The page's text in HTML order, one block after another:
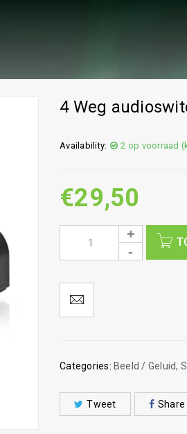
4 Weg
Availability: 2 op voorraad
€29,50
Categories: Beeld / Geluid,
Tweet Share